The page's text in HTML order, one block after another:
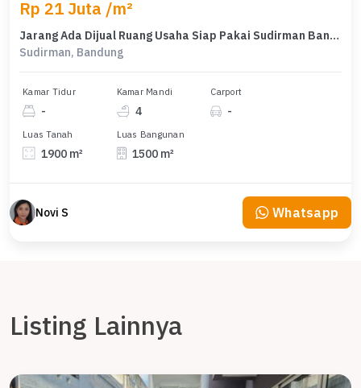
Rp 21 Juta /m²
Jarang Ada Dijual Ruang Usaha Siap Pakai Sudirman Bandung
Sudirman, Bandung
Kamar Tidur
-
Kamar Mandi
4
Carport
-
Luas Tanah
1900 m²
Luas Bangunan
1500 m²
Novi S Whatsapp
Listing Lainnya